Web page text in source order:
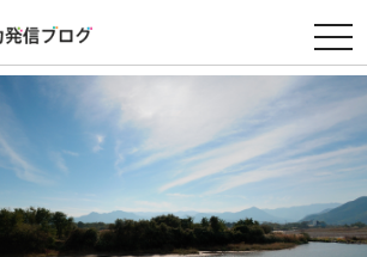
t
o
g
l
e
n
a
g
a
t